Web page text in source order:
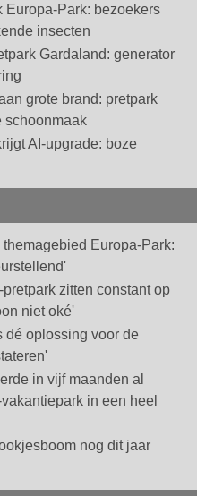
Park: bezoekers
insecten
Gardaland: generator
grote brand: pretpark
schoonmaak
AI-upgrade: boze
Europa-Park:
zitten constant op
niet oké'
dé oplossing voor de
in vijf maanden al
in een heel
nog dit jaar